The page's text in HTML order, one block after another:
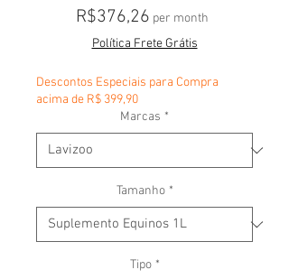
R$376,26 Price
per month
Política Frete Grátis
Descontos Especiais para Compra
acima de R$ 399,90
Marcas *
Tamanho *
Tipo *